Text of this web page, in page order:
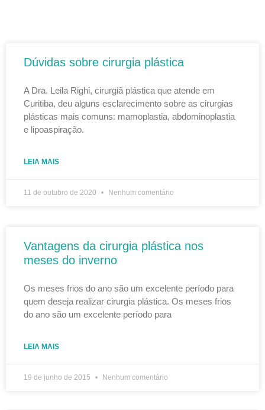
Dúvidas sobre cirurgia plástica
A Dra. Leila Righi, cirurgiã plástica que atende em
Curitiba, deu alguns esclarecimento sobre as cirurgias
plásticas mais comuns: mamoplastia, abdominoplastia
e lipoaspiração.
LEIA MAIS
11 de outubro de 2020 Nenhum comentário
Vantagens da cirurgia plástica nos
meses do inverno
Os meses frios do ano são um excelente período para
quem deseja realizar cirurgia plástica. Os meses frios
do ano são um excelente período para
LEIA MAIS
19 de junho de 2015 Nenhum comentário